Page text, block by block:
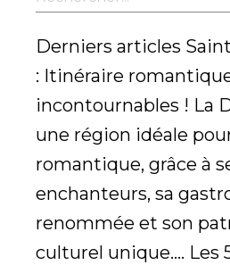
Derniers articles
: Itinéraire
incontournables ! La
une région idéale
romantique, grâce à
enchanteurs, sa
renommée et son
culturel unique.... Les